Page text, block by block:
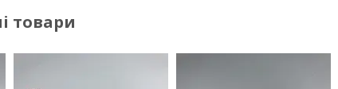
товари